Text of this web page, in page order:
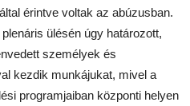
érintve voltak az abúzusban.
ülésén úgy határozott,
személyek és
kezdik munkájukat, mivel a
programjaiban központi helyen